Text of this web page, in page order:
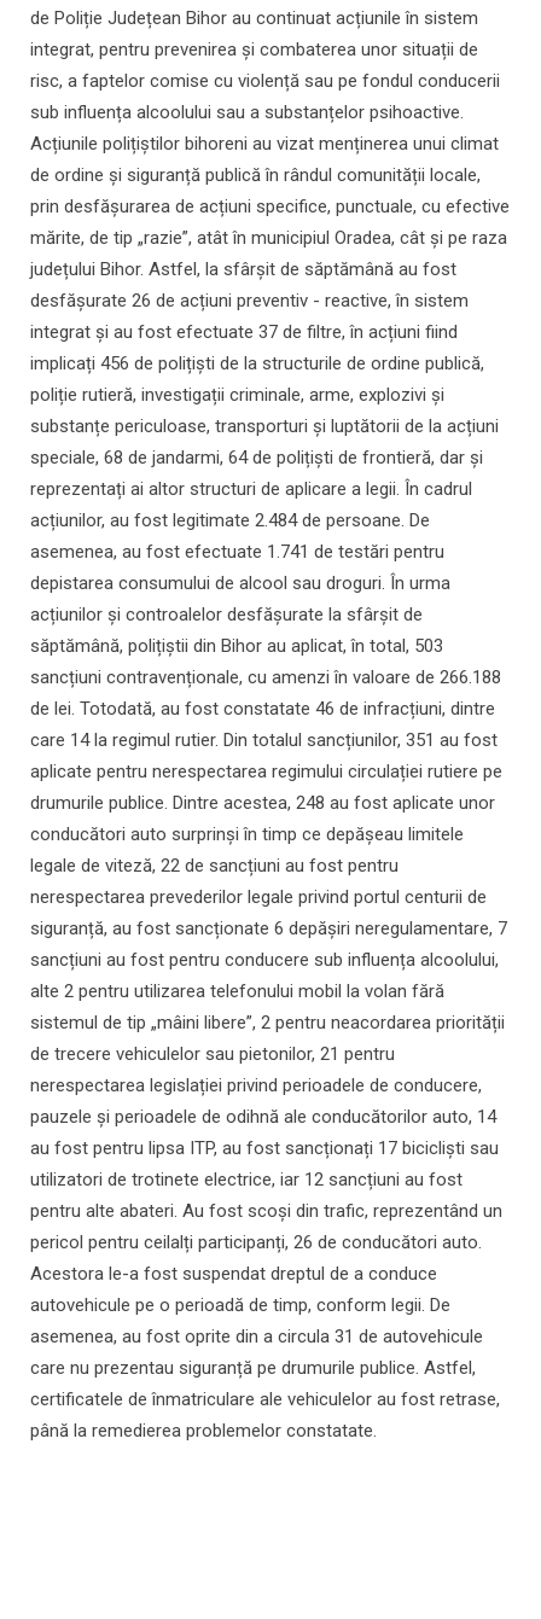
de Poliție Județean Bihor au continuat acțiunile în sistem
integrat, pentru prevenirea și combaterea unor situații de
risc, a faptelor comise cu violență sau pe fondul conducerii
sub influența alcoolului sau a substanțelor psihoactive.
Acțiunile polițiștilor bihoreni au vizat menținerea unui climat
de ordine și siguranță publică în rândul comunității locale,
prin desfășurarea de acțiuni specifice, punctuale, cu efective
mărite, de tip „razie”, atât în municipiul Oradea, cât și pe raza
județului Bihor. Astfel, la sfârșit de săptămână au fost
desfășurate 26 de acțiuni preventiv - reactive, în sistem
integrat și au fost efectuate 37 de filtre, în acțiuni fiind
implicați 456 de polițiști de la structurile de ordine publică,
poliție rutieră, investigații criminale, arme, explozivi și
substanțe periculoase, transporturi și luptătorii de la acțiuni
speciale, 68 de jandarmi, 64 de polițiști de frontieră, dar și
reprezentați ai altor structuri de aplicare a legii. În cadrul
acțiunilor, au fost legitimate 2.484 de persoane. De
asemenea, au fost efectuate 1.741 de testări pentru
depistarea consumului de alcool sau droguri. În urma
acțiunilor și controalelor desfășurate la sfârșit de
săptămână, polițiștii din Bihor au aplicat, în total, 503
sancțiuni contravenționale, cu amenzi în valoare de 266.188
de lei. Totodată, au fost constatate 46 de infracțiuni, dintre
care 14 la regimul rutier. Din totalul sancțiunilor, 351 au fost
aplicate pentru nerespectarea regimului circulației rutiere pe
drumurile publice. Dintre acestea, 248 au fost aplicate unor
conducători auto surprinși în timp ce depășeau limitele
legale de viteză, 22 de sancțiuni au fost pentru
nerespectarea prevederilor legale privind portul centurii de
siguranță, au fost sancționate 6 depășiri neregulamentare, 7
sancțiuni au fost pentru conducere sub influența alcoolului,
alte 2 pentru utilizarea telefonului mobil la volan fără
sistemul de tip „mâini libere”, 2 pentru neacordarea priorității
de trecere vehiculelor sau pietonilor, 21 pentru
nerespectarea legislației privind perioadele de conducere,
pauzele şi perioadele de odihnă ale conducătorilor auto, 14
au fost pentru lipsa ITP, au fost sancționați 17 bicicliști sau
utilizatori de trotinete electrice, iar 12 sancțiuni au fost
pentru alte abateri. Au fost scoși din trafic, reprezentând un
pericol pentru ceilalți participanți, 26 de conducători auto.
Acestora le-a fost suspendat dreptul de a conduce
autovehicule pe o perioadă de timp, conform legii. De
asemenea, au fost oprite din a circula 31 de autovehicule
care nu prezentau siguranță pe drumurile publice. Astfel,
certificatele de înmatriculare ale vehiculelor au fost retrase,
până la remedierea problemelor constatate.